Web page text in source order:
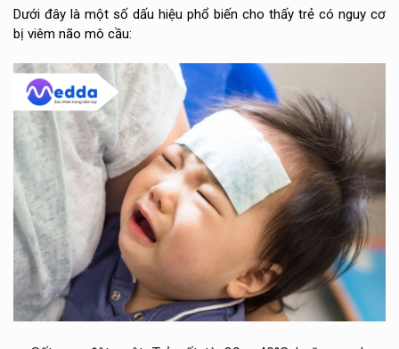
Dưới đây là một số dấu hiệu phổ biến cho thấy trẻ có nguy cơ
bị viêm não mô cầu: